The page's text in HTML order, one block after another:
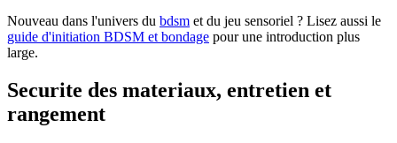
Nouveau dans l'univers du bdsm et du jeu sensoriel ? Lisez aussi le
guide d'initiation BDSM et bondage pour une introduction plus
large.
Securite des materiaux, entretien et
rangement